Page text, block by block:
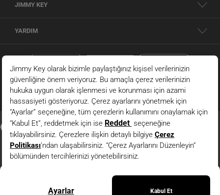
JIMMY KEY
YARDIM
© 2026 - JIMMY KEY |
Bilgi Toplumu Hizmetleri
Beyaz U Yaka Dar Kesim Örme Atlet